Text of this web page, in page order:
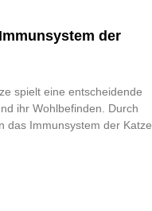
der
spielt eine entscheidende
ihr Wohlbefinden. Durch
das Immunsystem der Katze